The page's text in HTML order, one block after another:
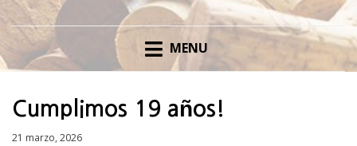
MENU
Cumplimos 19 años!
Posted
21 marzo, 2026